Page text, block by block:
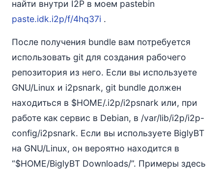
найти внутри I2P в моем pastebin
paste.idk.i2p/f/4hq37i .
После получения bundle вам потребуется
использовать git для создания рабочего
репозитория из него. Если вы используете
GNU/Linux и i2psnark, git bundle должен
находиться в $HOME/.i2p/i2psnark или, при
работе как сервис в Debian, в /var/lib/i2p/i2p-
config/i2psnark. Если вы используете BiglyBT
на GNU/Linux, он вероятно находится в
“$HOME/BiglyBT Downloads/”. Примеры здесь